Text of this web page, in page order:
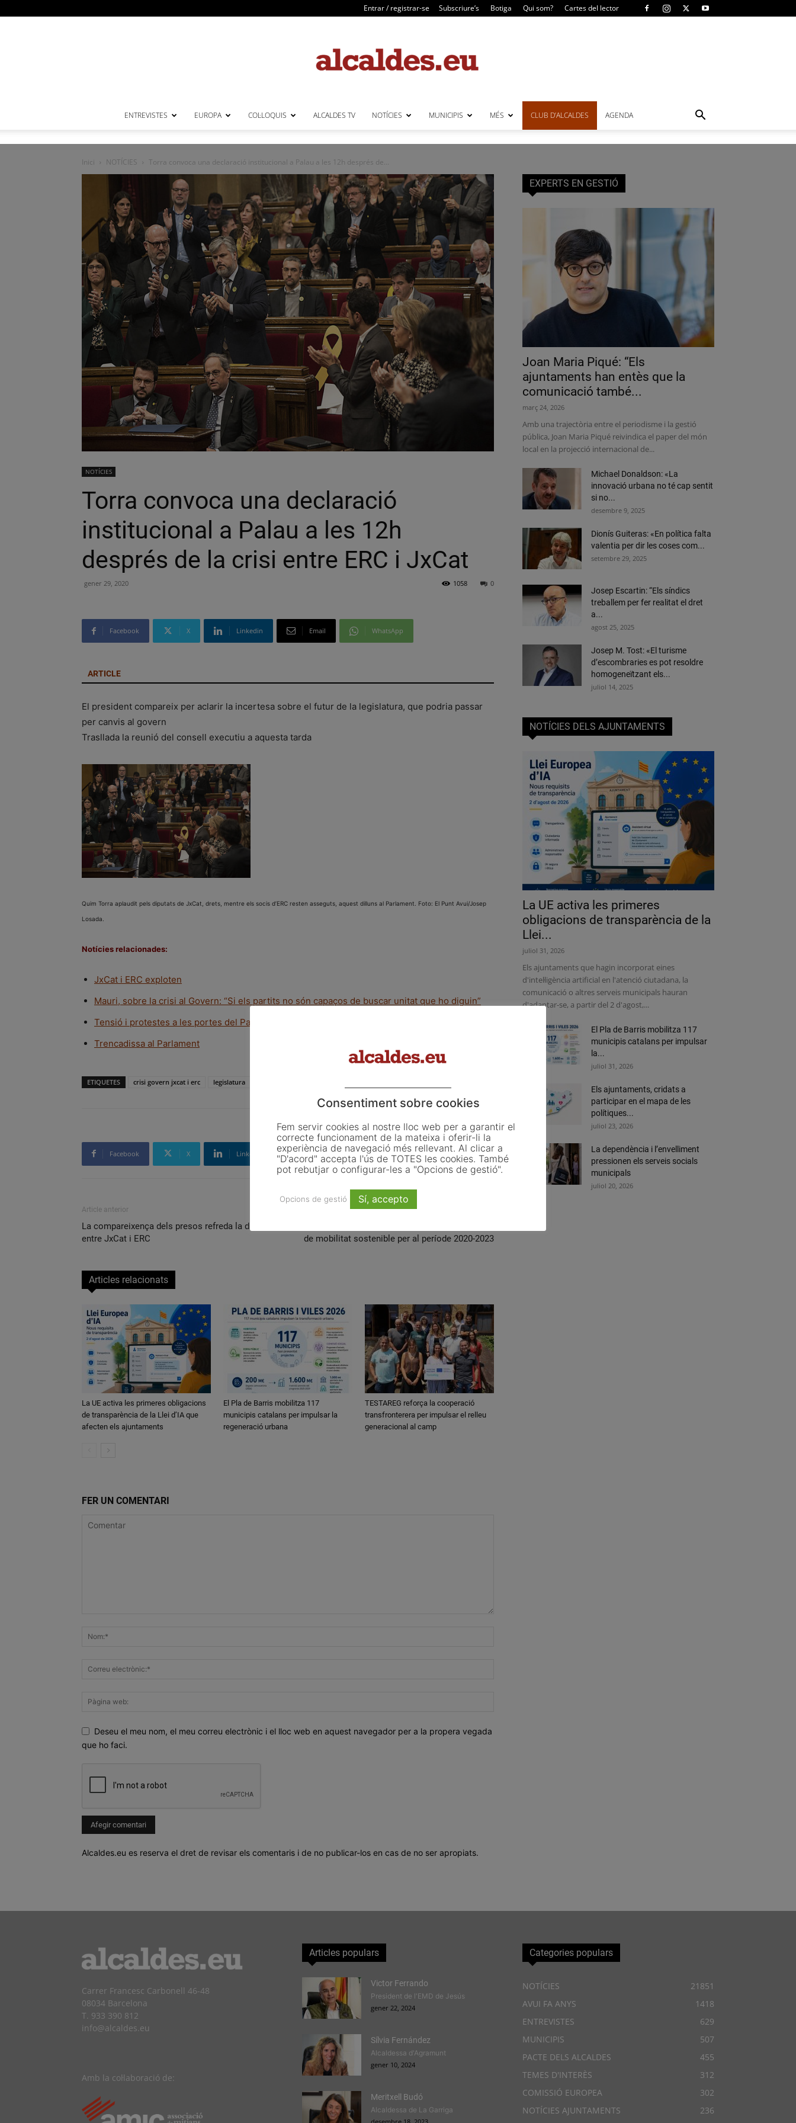
Entrar / registrar-se Subscriure’s Botiga Qui som? Cartes del lector
ENTREVISTES EUROPA COL·LOQUIS ALCALDES TV NOTÍCIES MUNICIPIS MÉS CLUB D’ALCALDES AGENDA
Inici NOTÍCIES Torra convoca una declaració institucional a Palau a les 12h després de...
NOTÍCIES
Torra convoca una declaració
institucional a Palau a les 12h
després de la crisi entre ERC i JxCat
gener 29, 2020 0
1058
Facebook X Linkedin Email WhatsApp
ARTICLE
El president compareix per aclarir la incertesa sobre el futur de la legislatura, que podria passar
per canvis al govern
Trasllada la reunió del consell executiu a aquesta tarda
Quim Torra aplaudit pels diputats de JxCat, drets, mentre els socis d’ERC resten asseguts, aquest dilluns al Parlament. Foto: El Punt Avui/Josep
Losada.
Notícies relacionades:
JxCat i ERC exploten
Mauri, sobre la crisi al Govern: “Si els partits no són capaços de buscar unitat que ho diguin”
Tensió i protestes a les portes del Parlament
Trencadissa al Parlament
ETIQUETES crisi govern jxcat i erc legislatura
Facebook X Linkedin Email WhatsApp
Article anterior
La compareixença dels presos refreda la disputa
entre JxCat i ERC
de mobilitat sostenible per al període 2020-2023
Articles relacionats
La UE activa les primeres obligacions
de transparència de la Llei d’IA que
afecten els ajuntaments
El Pla de Barris mobilitza 117
municipis catalans per impulsar la
regeneració urbana
TESTAREG reforça la cooperació
transfronterera per impulsar el relleu
generacional al camp
FER UN COMENTARI
Deseu el meu nom, el meu correu electrònic i el lloc web en aquest navegador per a la propera vegada
que ho faci.
Alcaldes.eu es reserva el dret de revisar els comentaris i de no publicar-los en cas de no ser apropiats.
EXPERTS EN GESTIÓ
Joan Maria Piqué: “Els
ajuntaments han entès que la
comunicació també...
març 24, 2026
Amb una trajectòria entre el periodisme i la gestió
pública, Joan Maria Piqué reivindica el paper del món
local en la projecció internacional de...
Michael Donaldson: «La
innovació urbana no té cap sentit
si no...
desembre 9, 2025
Dionís Guiteras: «En política falta
valentia per dir les coses com...
setembre 29, 2025
Josep Escartin: “Els síndics
treballem per fer realitat el dret
a...
agost 25, 2025
Josep M. Tost: «El turisme
d’escombraries es pot resoldre
homogeneïtzant els...
juliol 14, 2025
NOTÍCIES DELS AJUNTAMENTS
La UE activa les primeres
obligacions de transparència de la
Llei...
juliol 31, 2026
Els ajuntaments que hagin incorporat eines
d'intel·ligència artificial en l'atenció ciutadana, la
comunicació o altres serveis municipals hauran
d'adaptar-se, a partir del 2 d'agost,...
El Pla de Barris mobilitza 117
municipis catalans per impulsar
la...
juliol 31, 2026
Els ajuntaments, cridats a
participar en el mapa de les
polítiques...
juliol 23, 2026
La dependència i l’envelliment
pressionen els serveis socials
municipals
juliol 20, 2026
Carrer Francesc Carbonell 46-48
08034 Barcelona
T. 933 390 812
info@alcaldes.eu
Amb la col·laboració de:
Articles populars
Victor Ferrando
President de l'EMD de Jesús
gener 22, 2024
Sílvia Fernández
Alcaldessa d'Agramunt
gener 10, 2024
Meritxell Budó
Alcaldessa de La Garriga
Categories populars
NOTÍCIES
21851
AVUI FA ANYS
1418
ENTREVISTES
629
MUNICIPIS
507
PACTE DELS ALCALDES
455
TEMES D'INTERÈS
312
COMISSIÓ EUROPEA
302
NOTÍCIES AJUNTAMENTS
236
Consentiment sobre cookies
Fem servir cookies al nostre lloc web per a garantir el
correcte funcionament de la mateixa i oferir-li la
experiència de navegació més rellevant. Al clicar a
"D'acord" accepta l'ús de TOTES les cookies. També
pot rebutjar o configurar-les a "Opcions de gestió".
Opcions de gestió Sí, accepto